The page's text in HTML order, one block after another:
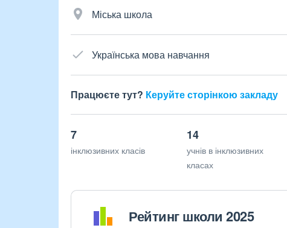
Міська школа
Українська мова навчання
Працюєте тут? Керуйте сторінкою закладу
7
інклюзивних класів
14
учнів в інклюзивних
класах
Рейтинг школи 2025